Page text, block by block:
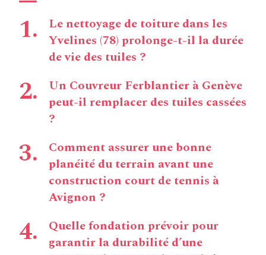
Le nettoyage de toiture dans les
Yvelines (78) prolonge-t-il la durée
de vie des tuiles ?
Un Couvreur Ferblantier à Genève
peut-il remplacer des tuiles cassées
?
Comment assurer une bonne
planéité du terrain avant une
construction court de tennis à
Avignon ?
Quelle fondation prévoir pour
garantir la durabilité d’une